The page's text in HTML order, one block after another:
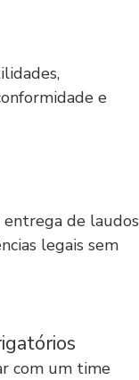
e
de laudos
legais sem
com um time